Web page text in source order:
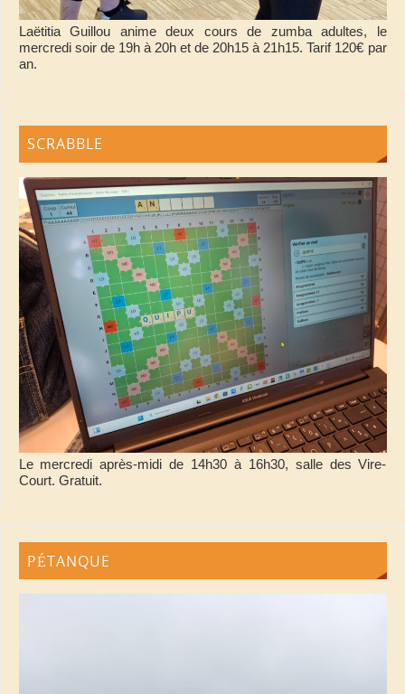
Laëtitia Guillou anime deux cours de zumba adultes, le
mercredi soir de 19h à 20h et de 20h15 à 21h15. Tarif 120€ par
an.
SCRABBLE
Le mercredi après-midi de 14h30 à 16h30, salle des Vire-
Court. Gratuit.
PÉTANQUE